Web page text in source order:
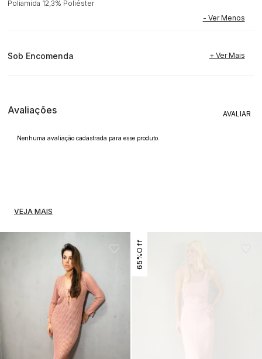
Poliamida 12,3% Poliéster
Sob Encomenda
Avaliações
Nenhuma avaliação cadastrada para esse produto.
VEJA MAIS
65%